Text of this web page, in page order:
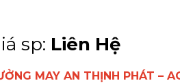
MAY AN THỊNH PHÁT –
sp: Liên Hệ